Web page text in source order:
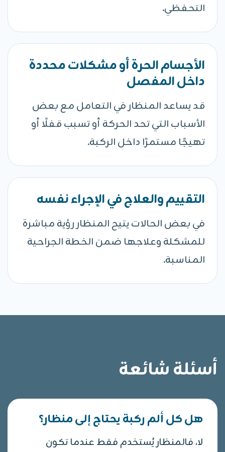
التحفظي.
الأجسام الحرة أو مشكلات محددة
داخل المفصل
قد يساعد المنظار في التعامل مع بعض
الأسباب التي تحد الحركة أو تسبب قفلًا أو
تهيجًا مستمرًا داخل الركبة.
التقييم والعلاج في الإجراء نفسه
في بعض الحالات يتيح المنظار رؤية مباشرة
للمشكلة وعلاجها ضمن الخطة الجراحية
المناسبة.
أسئلة شائعة
هل كل ألم ركبة يحتاج إلى منظار؟
لا، فالمنظار يُستخدم فقط عندما تكون